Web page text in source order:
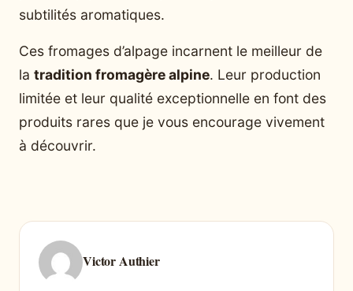
subtilités aromatiques.
Ces fromages d’alpage incarnent le meilleur de
la tradition fromagère alpine. Leur production
limitée et leur qualité exceptionnelle en font des
produits rares que je vous encourage vivement
à découvrir.
Victor Authier